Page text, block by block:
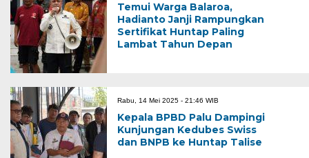
Temui Warga Balaroa,
Hadianto Janji Rampungkan
Sertifikat Huntap Paling
Lambat Tahun Depan
Rabu, 14 Mei 2025 - 21:46 WIB
Kepala BPBD Palu Dampingi
Kunjungan Kedubes Swiss
dan BNPB ke Huntap Talise